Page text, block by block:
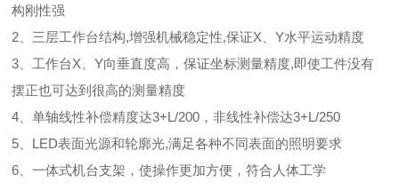
构刚性强
2、三层工作台结构,增强机械稳定性,保证X、Y水平运动精度
3、工作台X、Y向垂直度高，保证坐标测量精度,即使工件没有
摆正也可达到很高的测量精度
4、单轴线性补偿精度达3+L/200，非线性补偿达3+L/250
5、LED表面光源和轮廓光,满足各种不同表面的照明要求
6、一体式机台支架，使操作更加方便，符合人体工学